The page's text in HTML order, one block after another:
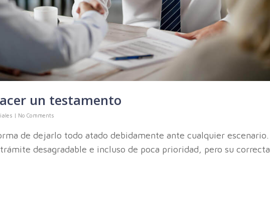
un testamento
| No Comments
de dejarlo todo atado debidamente ante cualquier escenario.
desagradable e incluso de poca prioridad, pero su correcta